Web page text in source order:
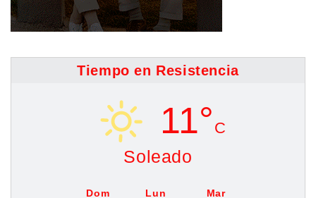
Tiempo en Resistencia
11° C
Soleado
Dom Lun Mar